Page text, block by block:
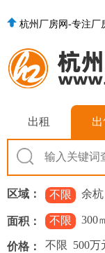
杭州厂房网-专注厂
出租 出
区域： 不限 余杭
面积： 不限 300
价格： 不限 500万